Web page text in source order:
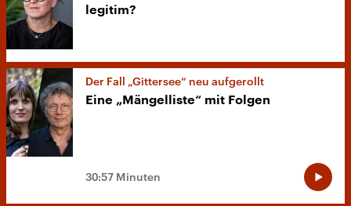
legitim?
Der Fall „Gittersee“ neu aufgerollt
Eine „Mängelliste“ mit Folgen
30:57 Minuten